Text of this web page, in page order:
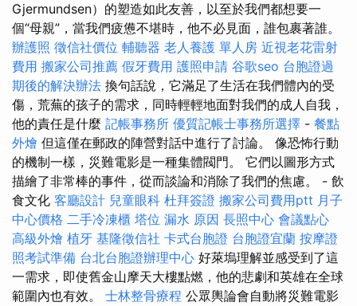
Gjermundsen）的塑造如此友善，以至於我們都想要一
個“母親”，當我們疲憊不堪時，他不必見面，誰包裹著誰。
辦護照 徵信社價位 輔聽器 老人養護 單人房 近視老花雷射
費用 搬家公司推薦 假牙費用 護照申請 谷歌seo 台胞證過
期後的解決辦法 換句話說，它滿足了生活在我們體內的受
傷，荒蕪的孩子的需求，同時輕輕地面對我們的成人自我，
他的責任是什麼 記帳事務所 優質記帳士事務所選擇 - 餐點
外燴 但這僅在郵政的陣營對話中進行了討論。 像恐怖行動
的機制一樣，災難電影是一種集體閥門。 它們以圖形方式
描繪了非常棒的事件，從而談論和消除了我們的焦慮。 - 飲
食文化 客廳設計 兒童眼科 杜拜簽證 搬家公司費用ptt 月子
中心價格 二手冷凍櫃 塔位 漏水 原因 長照中心 會議點心
高級外燴 植牙 基隆徵信社 卡式台胞證 台胞證宜蘭 按摩證
照考試準備 台北台胞證辦理中心 好萊塢理解並感受到了這
一需求，即使舊金山摩天大樓點燃，他的悲劇和英雄在全球
範圍內也有效。 士林整骨療程 公眾輿論會自動將災難電影